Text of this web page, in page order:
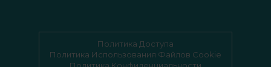
Политика Доступа
Политика Использования Файлов Cookie
Политика Конфиденциальности